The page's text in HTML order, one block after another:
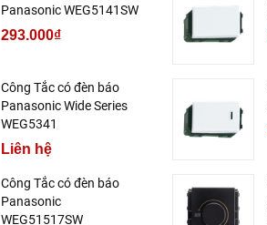
Panasonic WEG5141SW
293.000₫
Công Tắc có đèn báo
Panasonic Wide Series
WEG5341
Liên hệ
Công Tắc có đèn báo
Panasonic
WEG51517SW